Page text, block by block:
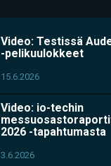
Video: Testissä
-pelikuulokkeet
15.6.2026
Video: io-techin
2026 -tapahtumasta
3.6.2026